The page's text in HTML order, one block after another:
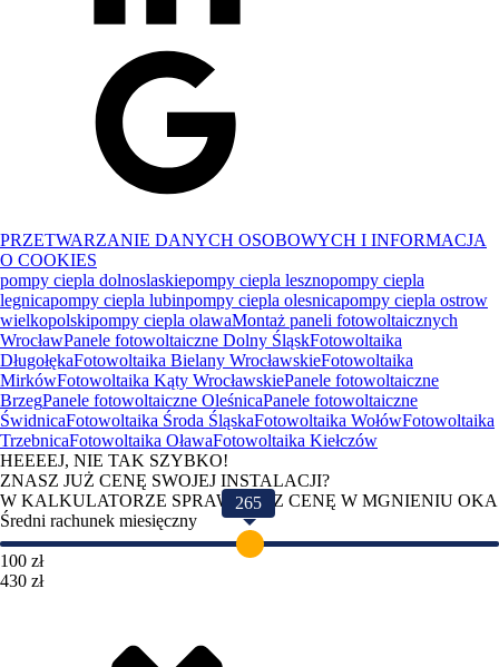
PRZETWARZANIE DANYCH OSOBOWYCH I INFORMACJA
O COOKIES
pompy ciepla dolnoslaskiepompy ciepla lesznopompy ciepla
legnicapompy ciepla lubinpompy ciepla olesnicapompy ciepla ostrow
wielkopolskipompy ciepla olawaMontaż paneli fotowoltaicznych
WrocławPanele fotowoltaiczne Dolny ŚląskFotowoltaika
DługołękaFotowoltaika Bielany WrocławskieFotowoltaika
MirkówFotowoltaika Kąty WrocławskiePanele fotowoltaiczne
BrzegPanele fotowoltaiczne OleśnicaPanele fotowoltaiczne
ŚwidnicaFotowoltaika Środa ŚląskaFotowoltaika WołówFotowoltaika
TrzebnicaFotowoltaika OławaFotowoltaika Kiełczów
HEEEEJ, NIE TAK SZYBKO!
ZNASZ JUŻ CENĘ SWOJEJ INSTALACJI?
W KALKULATORZE SPRAWDZISZ CENĘ W MGNIENIU OKA
Średni rachunek miesięczny
265
100 zł
430 zł